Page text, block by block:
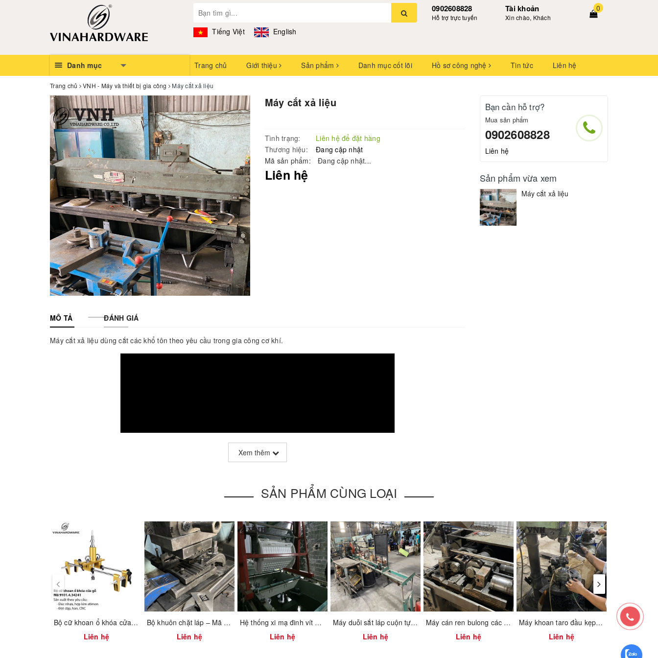
Tiếng Việt English
0902608828
Hỗ trợ trực tuyến
Tài khoản
Xin chào, Khách
0
Danh mục Trang chủ Giới thiệu Sản phẩm Danh mục cốt lõi Hồ sơ công nghệ Tin tức Liên hệ
Trang chủ VNH - Máy và thiết bị gia công Máy cắt xả liệu
Máy cắt xả liệu
Tình trạng:
Liên hệ để đặt hàng
Thương hiệu:
Đang cập nhật
Mã sản phẩm:
Đang cập nhật...
Liên hệ
MÔ TẢ ĐÁNH GIÁ
Máy cắt xả liệu dùng cắt các khổ tôn theo yêu cầu trong gia công cơ khí.
Xem thêm
Bạn cần hỗ trợ?
Mua sản phẩm
0902608828
Liên hệ
Sản phẩm vừa xem
Máy cắt xả liệu
SẢN PHẨM CÙNG LOẠI
Bộ cữ khoan ổ khóa cửa gỗ – Mã 9101.4.34241 | Vinahardware
Liên hệ
Bộ khuôn chặt láp – Mã 2201.1.0004
Liên hệ
Hệ thống xi mạ đinh vít bulong tự động
Liên hệ
Máy duỗi sắt láp cuộn tự động cắt
Liên hệ
Máy cán ren bulong các loại
Liên hệ
Máy khoan taro đầu kẹp hơi
Liên hệ